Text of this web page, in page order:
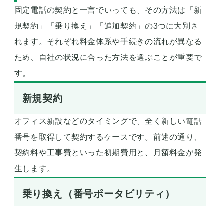
固定電話の契約と一言でいっても、その方法は「新
規契約」「乗り換え」「追加契約」の3つに大別さ
れます。それぞれ料金体系や手続きの流れが異なる
ため、自社の状況に合った方法を選ぶことが重要で
す。
新規契約
オフィス新設などのタイミングで、全く新しい電話
番号を取得して契約するケースです。前述の通り、
契約料や工事費といった初期費用と、月額料金が発
生します。
乗り換え（番号ポータビリティ）